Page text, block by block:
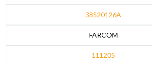
38520126A
FARCOM
111205